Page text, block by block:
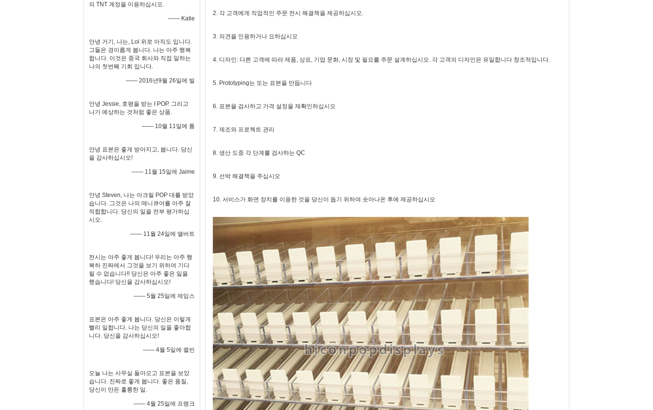
의 TNT 계정을 이용하십시오.
—— Katie
안녕 거기, 나는, Lol 위로 아직도 입니다.
그들은 경이롭게 봅니다. 나는 아주 행복
합니다. 이것은 중국 회사와 직접 일하는
나의 첫번째 기회 입니다.
—— 2016년9월 26일에 빌
안녕 Jessie, 호평을 받는 I POP. 그리고
나가 예상하는 것처럼 좋은 상품.
—— 10월 11일에 톰
안녕 표본은 좋게 받아지고, 봅니다. 당신
을 감사하십시오!
—— 11월 15일에 Jaime
안녕 Steven, 나는 아크릴 POP 대를 받았
습니다. 그것은 나의 매니큐어를 아주 잘
적합합니다. 당신의 일을 전부 평가하십
시오.
—— 11월 24일에 앨버트
전시는 아주 좋게 봅니다! 우리는 아주 행
복하 진짜에서 그것을 보기 위하여 기다
릴 수 없습니다!! 당신은 아주 좋은 일을
했습니다! 당신을 감사하십시오!
—— 5월 25일에 제임스
표본은 아주 좋게 봅니다. 당신은 이렇게
빨리 일합니다. 나는 당신의 일을 좋아합
니다. 당신을 감사하십시오!
—— 4월 5일에 켈빈
오늘 나는 사무실 돌아오고 표본을 보았
습니다. 진짜로 좋게 봅니다. 좋은 품질,
당신이 만든 훌륭한 일.
—— 4월 25일에 프랭크
2. 각 고객에게 직업적인 주문 전시 해결책을 제공하십시오.
3. 의견을 인용하거나 요하십시오
4. 디자인: 다른 고객에 따라 제품, 상표, 기업 문화, 시장 및 필요를 주문 설계하십시오. 각 고객의 디자인은 유일합니다 창조적입니다.
5. Prototyping는 또는 표본을 만듭니다
6. 표본을 검사하고 가격 설정을 재확인하십시오
7. 제조와 프로젝트 관리
8. 생산 도중 각 단계를 검사하는 QC
9. 선박 해결책을 주십시오
10. 서비스가 화면 장치를 이용한 것을 당신이 돕기 위하여 솟아나온 후에 제공하십시오